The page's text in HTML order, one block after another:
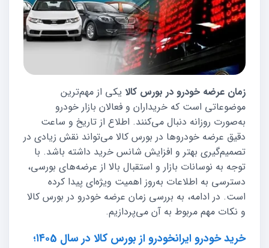
زمان عرضه خودرو در بورس کالا یکی از مهم‌ترین
موضوعاتی است که خریداران و فعالان بازار خودرو
به‌صورت روزانه دنبال می‌کنند. اطلاع از تاریخ و ساعت
دقیق عرضه خودروها در بورس کالا می‌تواند نقش زیادی در
تصمیم‌گیری بهتر و افزایش شانس خرید داشته باشد. با
توجه به نوسانات بازار و استقبال بالا از عرضه‌های بورسی،
دسترسی به اطلاعات به‌روز اهمیت ویژه‌ای پیدا کرده
است. در ادامه، به بررسی زمان عرضه خودرو در بورس کالا
و نکات مهم مربوط به آن می‌پردازیم.
خرید خودرو ایرانخودرو از بورس کالا در سال ۱۴۰5؛